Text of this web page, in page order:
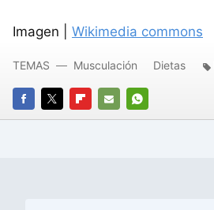
Imagen | Wikimedia commons
FACEBOOK
TWITTERFLIPBOARD
E-
WHATSAPP
TEMAS Musculación Dietas